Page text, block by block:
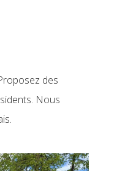
des
Nous